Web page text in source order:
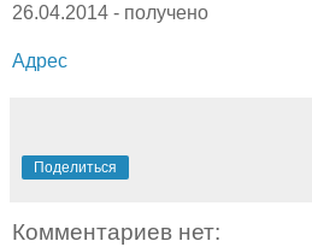
26.04.2014 - получено
Адрес
Поделиться
Комментариев нет: